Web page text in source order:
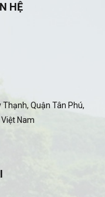
HỆ
Quận Tân Phú,
Nam